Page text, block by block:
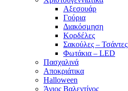
Αξεσουάρ
Γούρια
Διακόσμηση
Κορδέλες
Σακούλες – Τσάντες
Φωτάκια – LED
Πασχαλινά
Αποκριάτικα
Halloween
Άγιος Βαλεντίνος